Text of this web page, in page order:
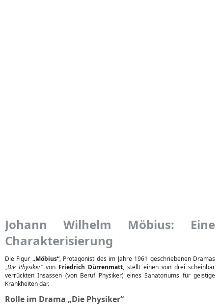
Johann Wilhelm Möbius: Eine
Charakterisierung
Die Figur „Möbius“, Protagonist des im Jahre 1961 geschriebenen Dramas
„Die Physiker“von Friedrich Dürrenmatt, stellt einen von drei scheinbar
verrückten Insassen (von Beruf Physiker) eines Sanatoriums für geistige
Krankheiten dar.
Rolle im Drama „Die Physiker“